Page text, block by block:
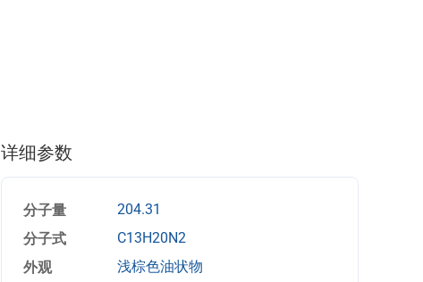
详细参数
分子量 204.31
分子式 C13H20N2
外观 浅棕色油状物